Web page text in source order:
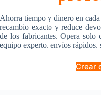
Ahorra tiempo y dinero en
recambio exacto y reduce
de los fabricantes. Opera solo
equipo experto, envíos rápidos,
Crear